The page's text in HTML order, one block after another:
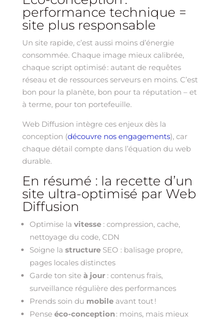
performance technique =
site plus responsable
Un site rapide, c’est aussi moins d’énergie
consommée. Chaque image mieux calibrée,
chaque script optimisé : autant de requêtes
réseau et de ressources serveurs en moins. C’est
bon pour la planète, bon pour ta réputation – et
à terme, pour ton portefeuille.
Web Diffusion intègre ces enjeux dès la
conception (découvre nos engagements), car
chaque détail compte dans l’équation du web
durable.
En résumé : la recette d’un
site ultra-optimisé par Web
Diffusion
Optimise la vitesse: compression, cache,
nettoyage du code, CDN
Soigne la structureSEO : balisage propre,
pages locales distinctes
Garde ton site à jour: contenus frais,
surveillance régulière des performances
Prends soin du mobileavant tout !
Pense éco-conception: moins, mais mieux